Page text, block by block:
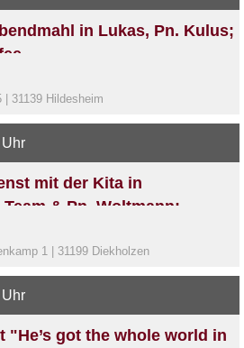
in Lukas, Pn. Kulus;
31139 Hildesheim
mit der Kita in
& Pn. Woltmann;
1 | 31199 Diekholzen
"He’s got the whole world in